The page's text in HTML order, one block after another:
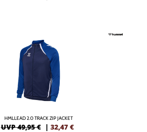
HMLLEAD 2.0 TRACK ZIP JACKET
UVP 49,95 € | 32,47 €